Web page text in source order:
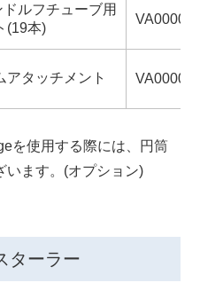
ルフチューブ用
(19本)
アタッチメント
使用する際には、円筒
います。(オプション)
ターラー